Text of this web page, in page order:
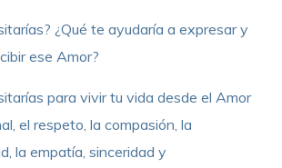
¿Qué te ayudaría a expresar y
ese Amor?
para vivir tu vida desde el Amor
el respeto, la compasión, la
la empatía, sinceridad y